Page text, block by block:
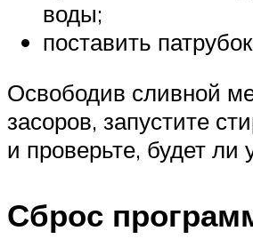
воды;
поставить
Освободив сливной
засоров, запустите
и проверьте, будет ли
Сброс